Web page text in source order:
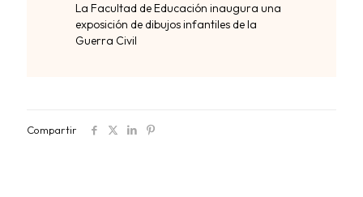
La Facultad de Educación inaugura una
exposición de dibujos infantiles de la
Guerra Civil
Compartir